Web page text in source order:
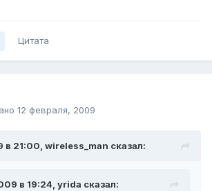
Цитата
12 февраля, 2009
в 21:00, wireless_man сказал:
в 19:24, yrida сказал: